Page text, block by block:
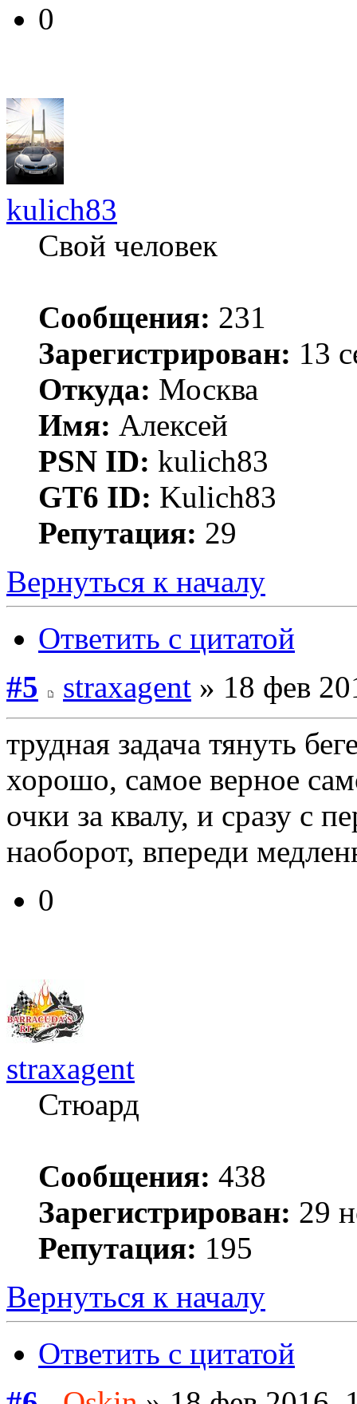
0
kulich83
Свой человек
Сообщения: 231
Зарегистрирован: 13
Откуда: Москва
Имя: Алексей
PSN ID: kulich83
GT6 ID: Kulich83
Репутация: 29
Вернуться к началу
Ответить с цитатой
#5
straxagent » 18 фев
трудная задача тянуть
хорошо, самое верное
очки за квалу, и сразу с
наоборот, впереди
0
straxagent
Стюард
Сообщения: 438
Зарегистрирован: 29
Репутация: 195
Вернуться к началу
Ответить с цитатой